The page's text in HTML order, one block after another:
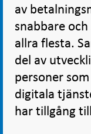
av
snabbare
allra flesta.
del av
personer
digitala
har tillgång